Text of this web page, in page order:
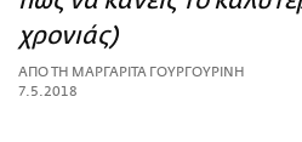
ΑΜΠΑ
PRINT
χρονιάς)
ΑΠΟ ΤΗ ΜΑΡΓΑΡΙΤΑ ΓΟΥΡΓΟΥΡΙΝΗ
7.5.2018